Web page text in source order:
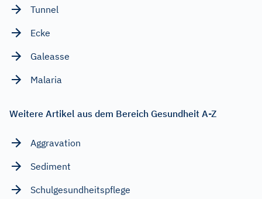
Tunnel
Ecke
Galeasse
Malaria
Weitere Artikel aus dem Bereich Gesundheit A-Z
Aggravation
Sediment
Schulgesundheitspflege